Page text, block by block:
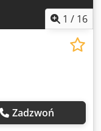
1 / 16
Zadzwoń